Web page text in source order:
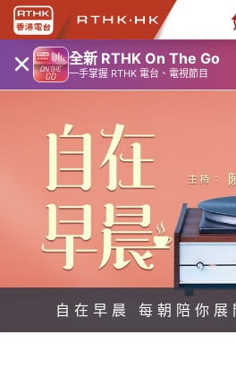
× 全新 RTHK On The Go
一手掌握 RTHK 電台、電視節目
自在早晨 每朝陪你展